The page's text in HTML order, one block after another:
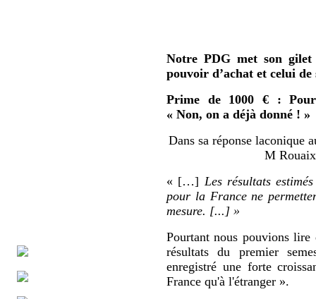
Notre PDG met son
pouvoir d’achat et celui de
Prime de 1000 € :
« Non, on a déjà donné ! »
Dans sa réponse laconique
M
« […] Les résultats
pour la France ne
mesure. [...] »
Pourtant nous pouvions lire
résultats du premier
enregistré une forte
France qu'à l'étranger ».